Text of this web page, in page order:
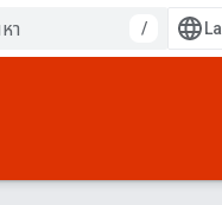
/